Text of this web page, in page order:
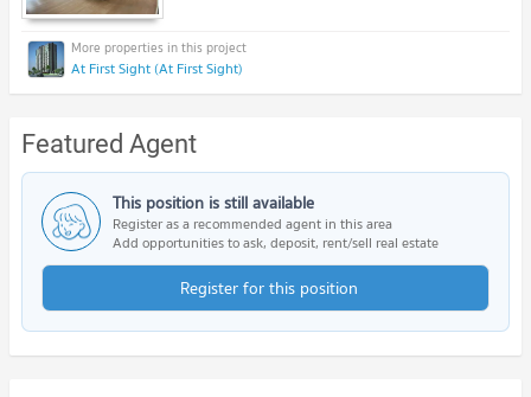
At First Sight (At First Sight)
Featured Agent
This position is still available
Register as a recommended agent in this area
Add opportunities to ask, deposit, rent/sell real estate
Register for this position